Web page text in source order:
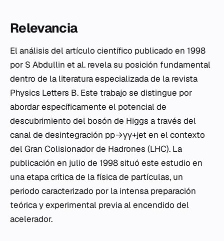
Relevancia
El análisis del artículo científico publicado en 1998
por S Abdullin et al. revela su posición fundamental
dentro de la literatura especializada de la revista
Physics Letters B. Este trabajo se distingue por
abordar específicamente el potencial de
descubrimiento del bosón de Higgs a través del
canal de desintegración pp→γγ+jet en el contexto
del Gran Colisionador de Hadrones (LHC). La
publicación en julio de 1998 situó este estudio en
una etapa crítica de la física de partículas, un
periodo caracterizado por la intensa preparación
teórica y experimental previa al encendido del
acelerador.